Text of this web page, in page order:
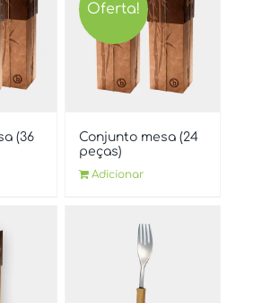
(36
Oferta!
Conjunto mesa (24
peças)
Adicionar